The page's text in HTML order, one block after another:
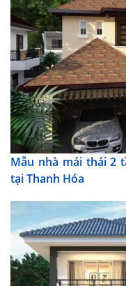
Mẫu nhà mái thái 2
tại Thanh Hóa